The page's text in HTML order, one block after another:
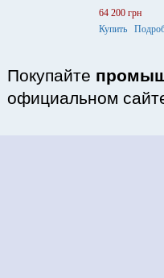
64 200 грн
Купить
Покупайте
официальном